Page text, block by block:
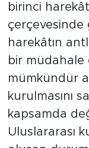
birinci
çerçevesinde
harekâtın
bir müdahale
mümkündür
kurulmasını
kapsamda
Uluslararası